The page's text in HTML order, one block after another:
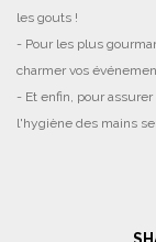
les gouts !
- Pour les plus
charmer vos
- Et enfin, pour
l'hygiène des mains